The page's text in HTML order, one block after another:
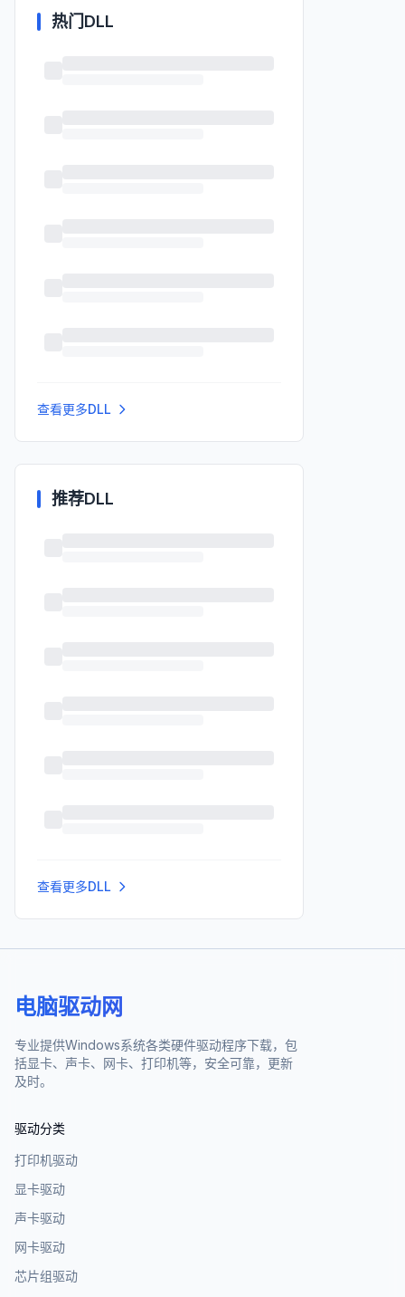
热门DLL
查看更多DLL
推荐DLL
查看更多DLL
电脑驱动网
专业提供Windows系统各类硬件驱动程序下载，包
括显卡、声卡、网卡、打印机等，安全可靠，更新
及时。
驱动分类
打印机驱动
显卡驱动
声卡驱动
网卡驱动
芯片组驱动